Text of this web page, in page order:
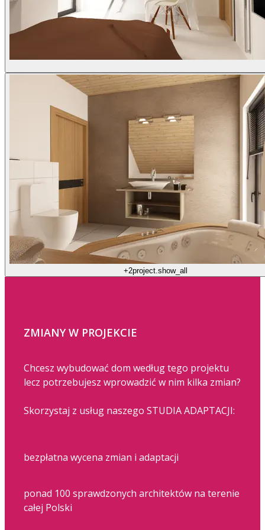
+2project.show_all
ZMIANY W PROJEKCIE
Chcesz wybudować dom według tego projektu
lecz potrzebujesz wprowadzić w nim kilka zmian?
Skorzystaj z usług naszego STUDIA ADAPTACJI:
bezpłatna wycena zmian i adaptacji
ponad 100 sprawdzonych architektów na terenie
całej Polski